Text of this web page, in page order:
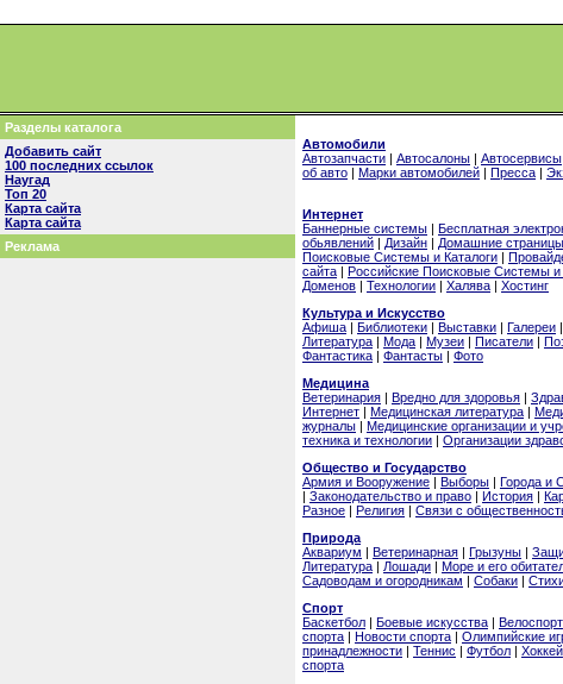
Разделы каталога
Добавить сайт
100 последних ссылок
Наугад
Топ 20
Карта сайта
Карта сайта
Реклама
Автомобили
Автозапчасти | Автосалоны | Автосервисы
об авто | Марки автомобилей | Пресса |
Интернет
Баннерные системы | Бесплатная
обьявлений | Дизайн | Домашние страницы
Поисковые Системы и Каталоги |
сайта | Российские Поисковые Системы и
Доменов | Технологии | Халява | Хостинг
Культура и Искусство
Афиша | Библиотеки | Выставки | Галереи |
Литература | Мода | Музеи | Писатели |
Фантастика | Фантасты | Фото
Медицина
Ветеринария | Вредно для здоровья |
Интернет | Медицинская литература |
журналы | Медицинские организации и
техника и технологии | Организации
Общество и Государство
Армия и Вооружение | Выборы | Города и
| Законодательство и право | История |
Разное | Религия | Связи с
Природа
Аквариум | Ветеринарная | Грызуны |
Литература | Лошади | Море и его
Садоводам и огородникам | Собаки |
Спорт
Баскетбол | Боевые искусства | Велоспорт
спорта | Новости спорта | Олимпийские
принадлежности | Теннис | Футбол | Хоккей
спорта